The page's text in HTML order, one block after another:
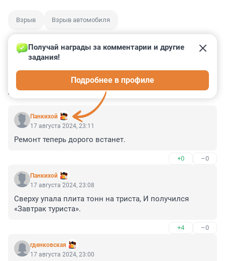
Взрыв Взрыв автомобиля
КОММЕНТАРИИ 16
Панкихой
Получай награды за комментарии и другие
задания!
Подробнее в профиле
17 августа 2024, 23:11
Ремонт теперь дорого встанет.
+0 –0
Панкихой
17 августа 2024, 23:08
Сверху упала плита тонн на триста, И получился
«Завтрак туриста».
+4 –0
гденковская
17 августа 2024, 23:00